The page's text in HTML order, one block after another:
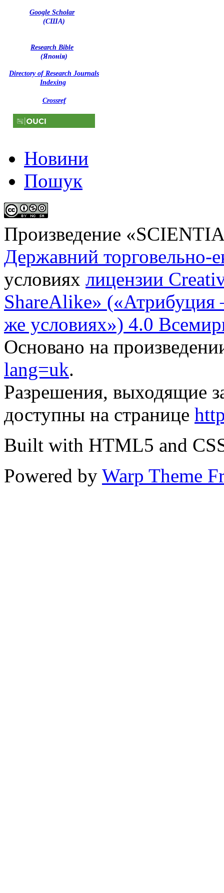
Google Scholar
(США)
Research Bible
(Японія)
Directory of Research Journals
Indexing
Crossref
Новини
Пошук
Произведение «
Державний торговельно-
условиях лицензии
ShareAlike»
же условиях») 4.0
Основано на
lang=uk.
Разрешения, выходящие
доступны на странице
Built with HTML5 and
Powered by Warp Theme